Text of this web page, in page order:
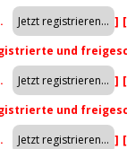
]
und
]
und
]